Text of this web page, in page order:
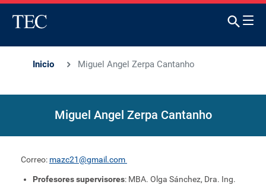
Inicio Miguel Angel Zerpa Cantanho
Miguel Angel Zerpa Cantanho
Correo: mazc21@gmail.com
Profesores supervisores: MBA. Olga Sánchez, Dra. Ing.